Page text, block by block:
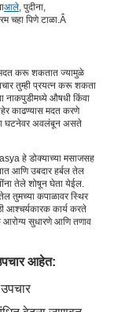
आले , पुदीना,
चहा पिणे टाळा.Â
मदत करू शकतात ज्यामुळे
तुम्ही प्रयत्न करू शकता
नाकपुडीमध्ये औषधी किंवा
काढण्यास मदत करणे
घटनेवर अवलंबून असते
हे डोक्याच्या मसाजसह
आणि उबदार हर्बल तेल
तेले शोषून घेता येईल.
तुमच्या कपाळावर स्थिर
आश्चर्यकारक कार्य करते
सुधारणे आणि तणाव
आहेत: